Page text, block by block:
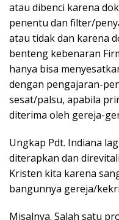
atau dibenci karena
penentu dan filter/
atau tidak dan karena
benteng kebenaran
hanya bisa
dengan pengajaran-
sesat/palsu, apabila
diterima oleh gereja-
Ungkap Pdt. Indiana
diterapkan dan
Kristen kita karena
bangunnya gereja/
Misalnya. Salah satu